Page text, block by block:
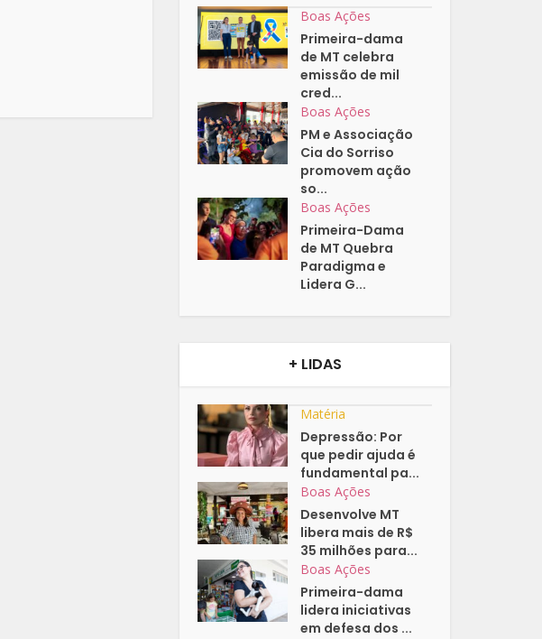
Boas Ações
Primeira-dama
de MT celebra
emissão de mil
cred...
Boas Ações
PM e Associação
Cia do Sorriso
promovem ação
so...
Boas Ações
Primeira-Dama
de MT Quebra
Paradigma e
Lidera G...
+ LIDAS
Matéria
Depressão: Por
que pedir ajuda é
fundamental pa...
Boas Ações
Desenvolve MT
libera mais de R$
35 milhões para...
Boas Ações
Primeira-dama
lidera iniciativas
em defesa dos ...